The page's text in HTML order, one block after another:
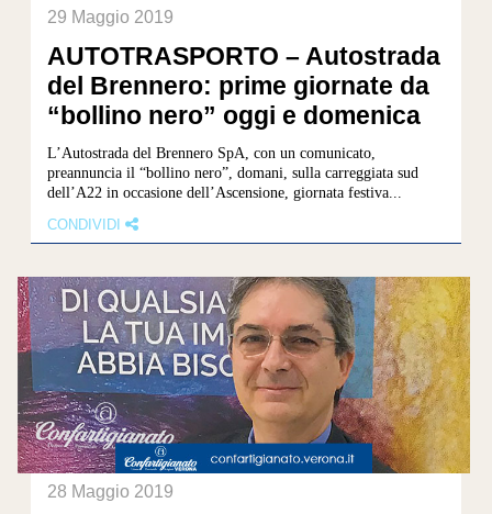
29 Maggio 2019
AUTOTRASPORTO – Autostrada
del Brennero: prime giornate da
“bollino nero” oggi e domenica
L’Autostrada del Brennero SpA, con un comunicato,
preannuncia il “bollino nero”, domani, sulla carreggiata sud
dell’A22 in occasione dell’Ascensione, giornata festiva...
CONDIVIDI
28 Maggio 2019